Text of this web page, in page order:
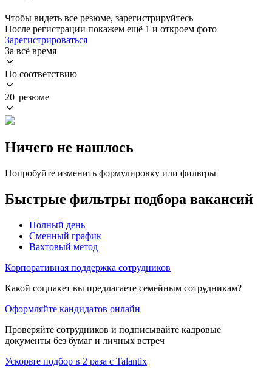
Чтобы видеть все резюме, зарегистрируйтесь
После регистрации покажем ещё 1 и откроем фото
Зарегистрироваться
За всё время
По соответствию
20 резюме
Ничего не нашлось
Попробуйте изменить формулировку или фильтры
Быстрые фильтры подбора вакансий
Полный день
Сменный график
Вахтовый метод
Корпоративная поддержка сотрудников
Какой соцпакет вы предлагаете семейным сотрудникам?
Оформляйте кандидатов онлайн
Проверяйте сотрудников и подписывайте кадровые
документы без бумаг и личных встреч
Ускорьте подбор в 2 раза с Talantix